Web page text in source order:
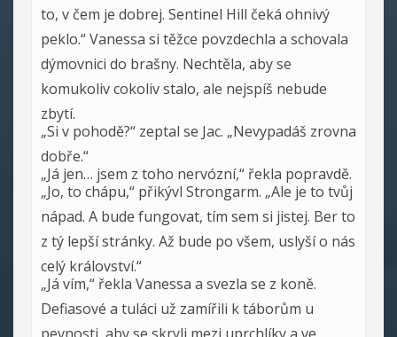
to, v čem je dobrej. Sentinel Hill čeká ohnivý
peklo.“ Vanessa si těžce povzdechla a schovala
dýmovnici do brašny. Nechtěla, aby se
komukoliv cokoliv stalo, ale nejspíš nebude
zbytí.
„Si v pohodě?“ zeptal se Jac. „Nevypadáš zrovna
dobře.“
„Já jen… jsem z toho nervózní,“ řekla popravdě.
„Jo, to chápu,“ přikývl Strongarm. „Ale je to tvůj
nápad. A bude fungovat, tím sem si jistej. Ber to
z tý lepší stránky. Až bude po všem, uslyší o nás
celý království.“
„Já vím,“ řekla Vanessa a svezla se z koně.
Defiasové a tuláci už zamířili k táborům u